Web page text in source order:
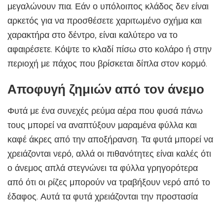
μεγαλώνουν πια. Εάν ο υπόλοιπος κλάδος δεν είναι
αρκετός για να προσθέσετε χαριτωμένο σχήμα και
χαρακτήρα στο δέντρο, είναι καλύτερο να το
αφαιρέσετε. Κόψτε το κλαδί πίσω στο κολάρο ή στην
περιοχή με πάχος που βρίσκεται δίπλα στον κορμό.
Αποφυγή ζημιών από τον άνεμο
Φυτά με ένα συνεχές ρεύμα αέρα που φυσά πάνω
τους μπορεί να αναπτύξουν μαραμένα φύλλα και
καφέ άκρες από την αποξήρανση. Τα φυτά μπορεί να
χρειάζονται νερό, αλλά οι πιθανότητες είναι καλές ότι
ο άνεμος απλά στεγνώνει τα φύλλα γρηγορότερα
από ότι οι ρίζες μπορούν να τραβήξουν νερό από το
έδαφος. Αυτά τα φυτά χρειάζονται την προστασία